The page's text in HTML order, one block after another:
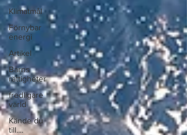
Klimatmål
Förnybar
energi
Artikel
Barns
rättigheter
fredligare
värld
Kände du
till....